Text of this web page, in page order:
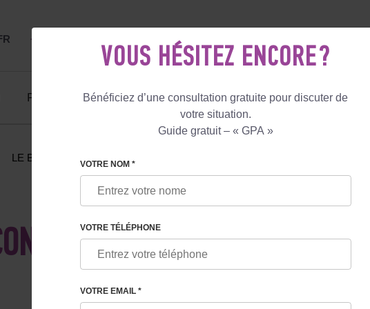
+33 805 081 801 +447587761507
Prix Avis Le blog Programmes
LE BLOG INFERTILITÉ SECONDAIRE : POURQUOI CELA SE
: POURQUOI CELA SE
VOUS HÉSITEZ ENCORE ?
Bénéficiez d’une consultation gratuite pour discuter de
votre situation.
Guide gratuit – « GPA »
VOTRE NOM *
VOTRE TÉLÉPHONE
VOTRE EMAIL *